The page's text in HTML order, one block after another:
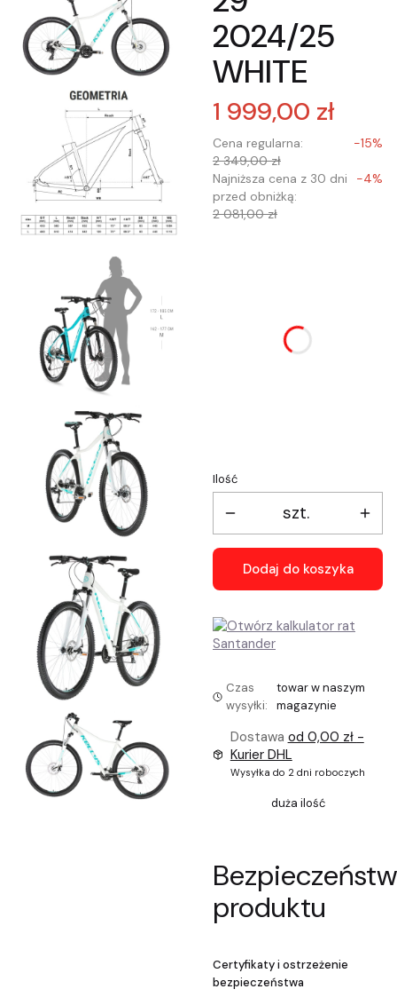
2024/25
WHITE
1 999,00 zł
Cena regularna:
2 349,00 zł
-15%
Najniższa cena z 30 dni
przed obniżką:
2 081,00 zł
-4%
mogą różnić się ceną
Ilość
szt.
Dodaj do koszyka
Czas
wysyłki:
towar w naszym
magazynie
Dostawa od 0,00 zł -
Kurier DHL
Wysyłka do 2 dni roboczych
duża ilość
produktu
Certyfikaty i ostrzeżenie
bezpieczeństwa